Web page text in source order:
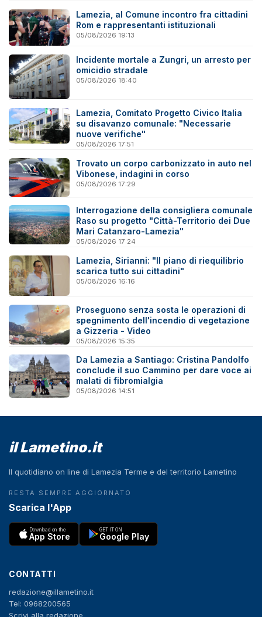
Lamezia, al Comune incontro fra cittadini
Rom e rappresentanti istituzionali
05/08/2026 19:13
Incidente mortale a Zungri, un arresto per
omicidio stradale
05/08/2026 18:40
Lamezia, Comitato Progetto Civico Italia
su disavanzo comunale: "Necessarie
nuove verifiche"
05/08/2026 17:51
Trovato un corpo carbonizzato in auto nel
Vibonese, indagini in corso
05/08/2026 17:29
Interrogazione della consigliera comunale
Raso su progetto "Città-Territorio dei Due
Mari Catanzaro-Lamezia"
05/08/2026 17:24
Lamezia, Sirianni: "Il piano di riequilibrio
scarica tutto sui cittadini"
05/08/2026 16:16
Proseguono senza sosta le operazioni di
spegnimento dell'incendio di vegetazione
a Gizzeria - Video
05/08/2026 15:35
Da Lamezia a Santiago: Cristina Pandolfo
conclude il suo Cammino per dare voce ai
malati di fibromialgia
05/08/2026 14:51
il Lametino.it
Il quotidiano on line di Lamezia Terme e del territorio Lametino
RESTA SEMPRE AGGIORNATO
Scarica l'App
Download on the
App Store
GET IT ON
Google Play
CONTATTI
redazione@illametino.it
Tel: 0968200565